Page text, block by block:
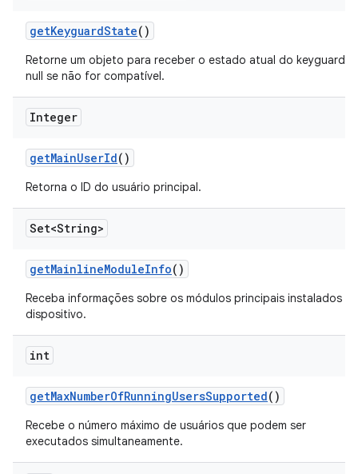
getKeyguardState()
Retorne um objeto para receber o estado atual do keyguard
null se não for compatível.
Integer
getMainUserId()
Retorna o ID do usuário principal.
Set<String>
getMainlineModuleInfo()
Receba informações sobre os módulos principais instalados no
dispositivo.
int
getMaxNumberOfRunningUsersSupported()
Recebe o número máximo de usuários que podem ser
executados simultaneamente.